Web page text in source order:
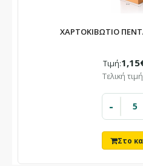
ΧΑΡΤΟΚΙΒΩΤΙΟ
Τιμή:
Τελική
-